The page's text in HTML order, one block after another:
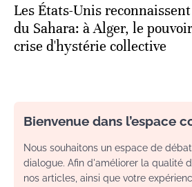
Les États-Unis
du Sahara: à Alger, le
crise d'hystérie collective
Bienvenue dans l’espace
Nous souhaitons un espace de
dialogue. Afin d'améliorer la qualité
nos articles, ainsi que votre